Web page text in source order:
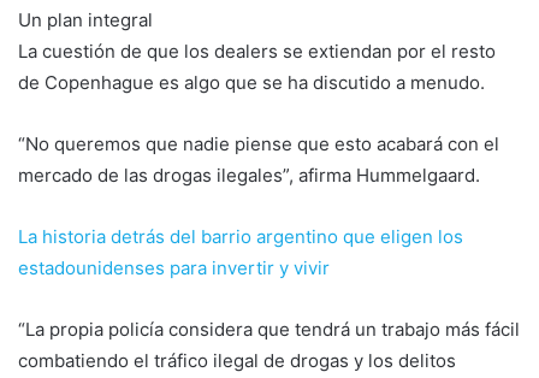
Un plan integral
La cuestión de que los dealers se extiendan por el resto
de Copenhague es algo que se ha discutido a menudo.
“No queremos que nadie piense que esto acabará con el
mercado de las drogas ilegales”, afirma Hummelgaard.
La historia detrás del barrio argentino que eligen los
estadounidenses para invertir y vivir
“La propia policía considera que tendrá un trabajo más fácil
combatiendo el tráfico ilegal de drogas y los delitos